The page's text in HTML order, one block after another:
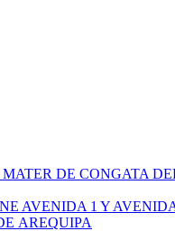
DE CONGATA
AVENIDA 1 Y
AREQUIPA